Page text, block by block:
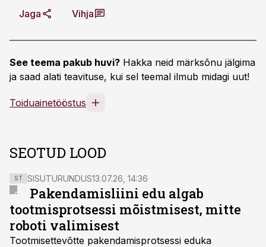
Jaga Vihja
See teema pakub huvi? Hakka neid märksõnu jälgima
ja saad alati teavituse, kui sel teemal ilmub midagi uut!
Toiduainetööstus
SEOTUD LOOD
ST SISUTURUNDUS13.07.26, 14:36
Pakendamisliini edu algab
tootmisprotsessi mõistmisest, mitte
roboti valimisest
Tootmisettevõtte pakendamisprotsessi eduka